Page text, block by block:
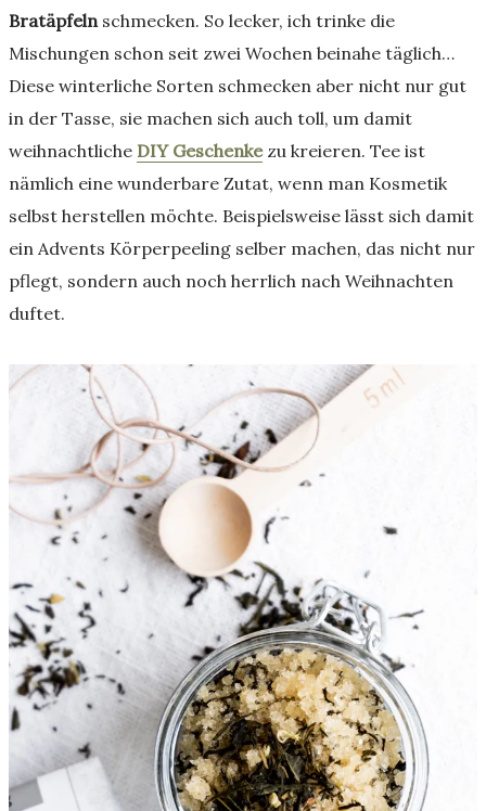
Bratäpfeln schmecken. So lecker, ich trinke die
Mischungen schon seit zwei Wochen beinahe täglich…
Diese winterliche Sorten schmecken aber nicht nur gut
in der Tasse, sie machen sich auch toll, um damit
weihnachtliche DIY Geschenkezu kreieren. Tee ist
nämlich eine wunderbare Zutat, wenn man Kosmetik
selbst herstellen möchte. Beispielsweise lässt sich damit
ein Advents Körperpeeling selber machen, das nicht nur
pflegt, sondern auch noch herrlich nach Weihnachten
duftet.